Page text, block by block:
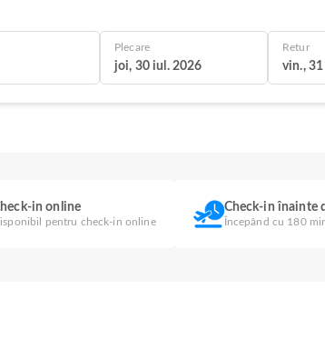
Plecare
joi, 30 iul. 2026
Retur
vin.,
in online
pentru check-in online
Check-in înainte
Începând cu 180